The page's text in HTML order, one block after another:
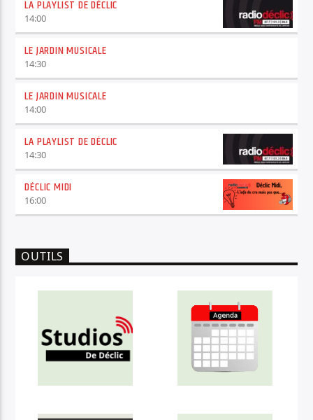
LA PLAYLIST DE DÉCLIC
14:00
LE JARDIN MUSICALE
14:30
LE JARDIN MUSICALE
14:00
LA PLAYLIST DE DÉCLIC
14:30
DÉCLIC MIDI
16:00
OUTILS